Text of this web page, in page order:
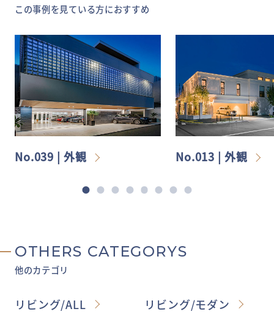
この事例を見ている方におすすめ
No.039 | 外観 No.013 | 外観
OTHERS CATEGORYS
他のカテゴリ
リビング/ALL リビング/モダン